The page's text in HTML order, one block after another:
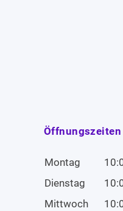
Öffnungszeiten
Montag
Dienstag
Mittwoch